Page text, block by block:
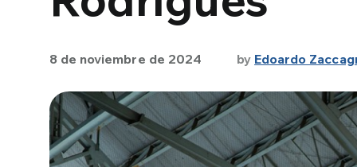
8 de noviembre de 2024 by Edoardo